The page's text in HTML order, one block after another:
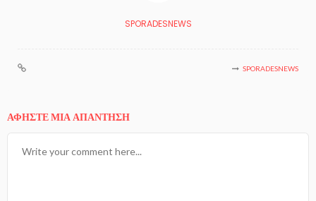
SPORADESNEWS
SPORADESNEWS
ΑΦΉΣΤΕ ΜΙΑ ΑΠΆΝΤΗΣΗ